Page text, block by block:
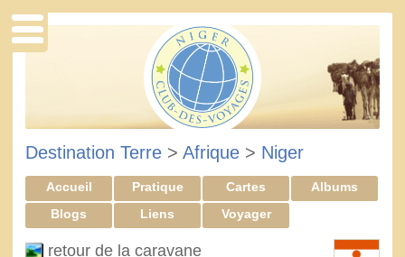
Destination Terre > Afrique > Niger
Accueil Pratique Cartes
Albums
Blogs
Liens Voyager
retour de la caravane